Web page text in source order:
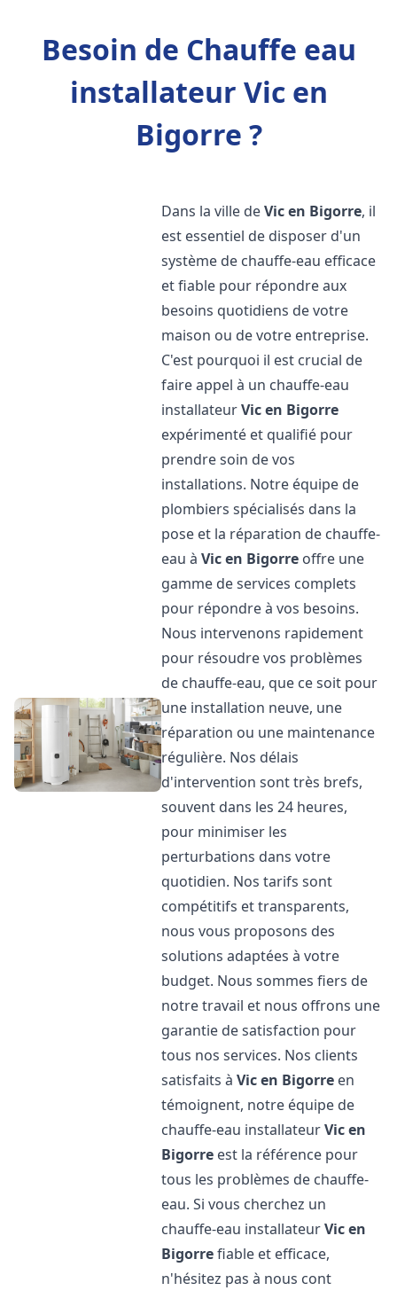
Besoin de Chauffe eau
installateur Vic en
Bigorre ?
Dans la ville deVic en Bigorre, il
est essentiel de disposer d'un
système de chauffe-eau efficace
et fiable pour répondre aux
besoins quotidiens de votre
maison ou de votre entreprise.
C'est pourquoi il est crucial de
faire appel à un chauffe-eau
installateurVic en Bigorre
expérimenté et qualifié pour
prendre soin de vos
installations. Notre équipe de
plombiers spécialisés dans la
pose et la réparation de chauffe-
eau àVic en Bigorre offre une
gamme de services complets
pour répondre à vos besoins.
Nous intervenons rapidement
pour résoudre vos problèmes
de chauffe-eau, que ce soit pour
une installation neuve, une
réparation ou une maintenance
régulière. Nos délais
d'intervention sont très brefs,
souvent dans les 24 heures,
pour minimiser les
perturbations dans votre
quotidien. Nos tarifs sont
compétitifs et transparents,
nous vous proposons des
solutions adaptées à votre
budget. Nous sommes fiers de
notre travail et nous offrons une
garantie de satisfaction pour
tous nos services. Nos clients
satisfaits àVic en Bigorre en
témoignent, notre équipe de
chauffe-eau installateurVic en
Bigorre est la référence pour
tous les problèmes de chauffe-
eau. Si vous cherchez un
chauffe-eau installateurVic en
Bigorrefiable et efficace,
n'hésitez pas à nous cont